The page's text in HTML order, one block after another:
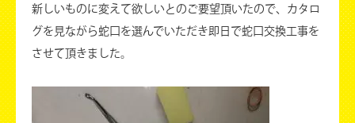
新しいものに変えて欲しいとのご要望頂いたので、カタロ
グを見ながら蛇口を選んでいただき即日で蛇口交換工事を
させて頂きました。